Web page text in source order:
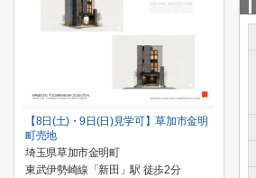
【8日(土)・9日(日)見学可】草加市金明
町売地
埼玉県草加市金明町
東武伊勢崎線「新田」駅 徒歩2分